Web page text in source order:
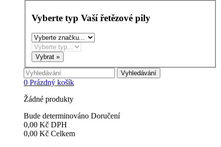
Vyberte typ Vaší řetězové pily
Vyhledávání
0 Prázdný košík
Žádné produkty
Bude determinováno Doručení
0,00 Kč DPH
0,00 Kč Celkem